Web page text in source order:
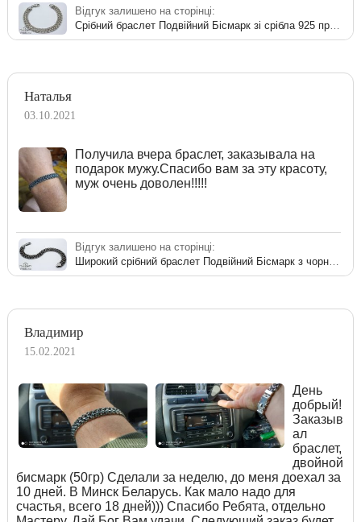
Відгук залишено на сторінці:
Наталья
03.10.2021
Получила вчера браслет, заказывала на
подарок мужу.Спасибо вам за эту красоту,
муж очень доволен!!!!!
Відгук залишено на сторінці:
Владимир
15.02.2021
День
добрый!
Заказыв
ал
браслет,
двойной
бисмарк (50гр) Сделали за неделю, до меня доехал за
10 дней. В Минск Беларусь. Как мало надо для
счастья, всего 18 дней))) Спасибо Ребята, отдельно